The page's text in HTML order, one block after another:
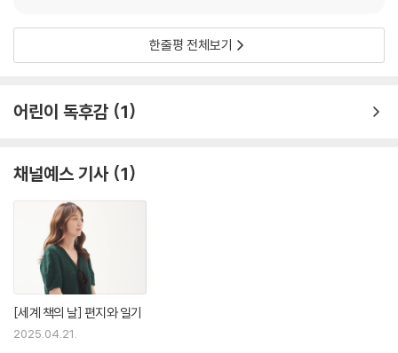
한줄평 전체보기
어린이 독후감 1
채널예스 기사 1
[세계 책의 날] 편지와 일기
2025.04.21.